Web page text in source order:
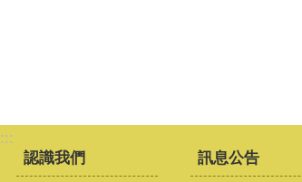
:::
認識我們
訊息公告